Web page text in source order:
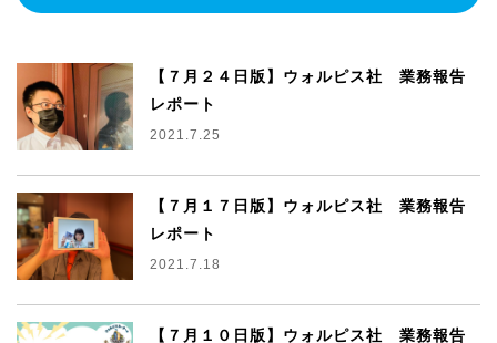
【７月２４日版】ウォルピス社 業務報告
レポート
2021.7.25
【７月１７日版】ウォルピス社 業務報告
レポート
2021.7.18
【７月１０日版】ウォルピス社 業務報告